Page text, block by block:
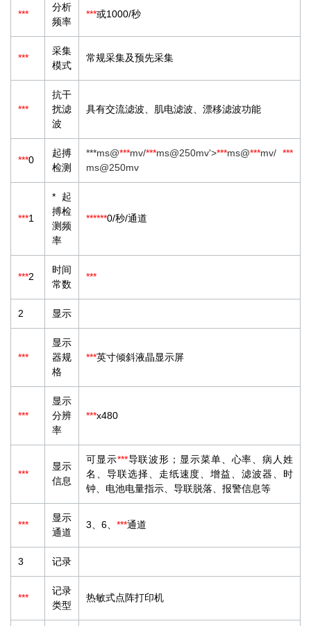
***
分析
频率
***或1000/秒
***
采集
模式
常规采集及预先采集
***
抗干
扰滤
波
具有交流滤波、肌电滤波、漂移滤波功能
***0
起搏
检测
***ms@***mv/***ms@250mv'>***ms@***mv/ ***
ms@250mv
***1
*起
搏检
测频
率
******0/秒/通道
***2
时间
常数
***
2 显示
***
显示
器规
格
***英寸倾斜液晶显示屏
***
显示
分辨
率
***x480
***
显示
信息
可显示***导联波形；显示菜单、心率、病人姓
名、导联选择、走纸速度、增益、滤波器、时
钟、电池电量指示、导联脱落、报警信息等
***
显示
通道
3、6、 ***通道
3 记录
***
记录
类型
热敏式点阵打印机